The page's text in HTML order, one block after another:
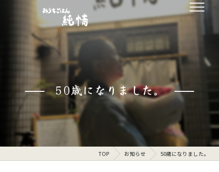
50歳になりました。
TOP お知らせ 50歳になりました。